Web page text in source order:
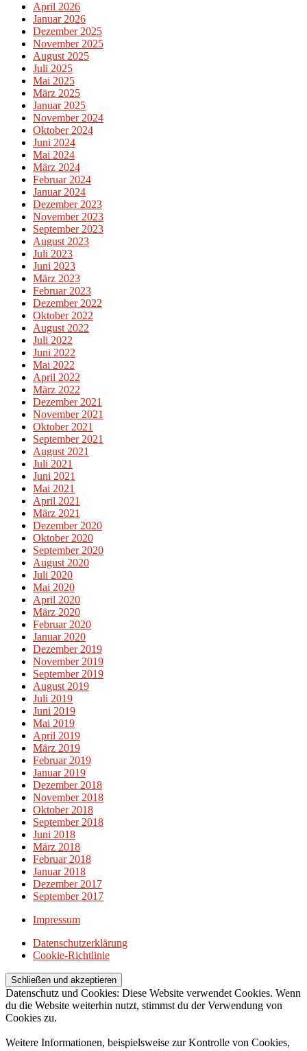
April 2026
Januar 2026
Dezember 2025
November 2025
August 2025
Juli 2025
Mai 2025
März 2025
Januar 2025
November 2024
Oktober 2024
Juni 2024
Mai 2024
März 2024
Februar 2024
Januar 2024
Dezember 2023
November 2023
September 2023
August 2023
Juli 2023
Juni 2023
März 2023
Februar 2023
Dezember 2022
Oktober 2022
August 2022
Juli 2022
Juni 2022
Mai 2022
April 2022
März 2022
Dezember 2021
November 2021
Oktober 2021
September 2021
August 2021
Juli 2021
Juni 2021
Mai 2021
April 2021
März 2021
Dezember 2020
Oktober 2020
September 2020
August 2020
Juli 2020
Mai 2020
April 2020
März 2020
Februar 2020
Januar 2020
Dezember 2019
November 2019
September 2019
August 2019
Juli 2019
Juni 2019
Mai 2019
April 2019
März 2019
Februar 2019
Januar 2019
Dezember 2018
November 2018
Oktober 2018
September 2018
Juni 2018
März 2018
Februar 2018
Januar 2018
Dezember 2017
September 2017
Impressum
Datenschutzerklärung
Cookie-Richtlinie
Datenschutz und Cookies: Diese Website verwendet Cookies. Wenn
du die Website weiterhin nutzt, stimmst du der Verwendung von
Cookies zu.
Weitere Informationen, beispielsweise zur Kontrolle von Cookies,